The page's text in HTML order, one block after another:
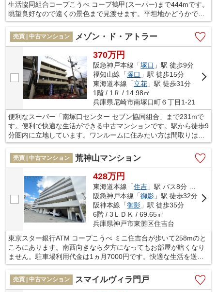
生活協同組合コープこうべ コープ鶴甲(スーパー)まで444mです。
眺望良好なので遠くの景色まで見渡せます。平坦地かどうかで、
日々の暮らしやすさが変わります。阪急神戸本線六甲周辺にある
不動産の購入をご検討してはいかがでしょうか。交通の利便性が
高いため、快適な暮らしができます。ぜひお気軽にご連絡下さ
売買 | 中古マンション メゾン・ド・アトラー
370万円
阪急神戸本線「塚口 」駅 徒歩9分
福知山線「塚口 」駅 徒歩15分
東海道本線「立花 」駅 徒歩31分
1階 / 1Ｒ / 14.98㎡
兵庫県尼崎市南塚口町６丁目1-21
便利なスーパー「南塚口センター セブン協同組合」まで231mで
す。便利で快適な生活ができる中古マンションです。駅から徒歩9
分圏内に立地しています。ワンルームに住みたい方は間取りは気
にしない方がいいです。お客様の住まい探しを、経験豊富な当社
スタッフがしっかりとサポート致します。ご要望やご不明な点な
どござましたら、メール又はお電話にてご連絡ください。
売買 | 中古マンション 荒神山マンション
428万円
東海道本線「住吉 」駅 バス8分 「赤塚橋」 停歩1分
阪急神戸本線「御影 」駅 徒歩32分
阪神本線「御影 」駅 徒歩35分
6階 / 3ＬＤＫ / 69.65㎡
兵庫県神戸市東灘区住吉台
東京スター銀行ATM コープこうべ ミニ住吉台が歩いて258mのと
ころにあります。南西向きなら夕方になってもお部屋が暗くなり
ません。駐車場利用代金は1ヵ月7000円です。快適な生活を送れ
る3LDKの物件情報あります。神戸市東灘区にある東海道本線住吉
周辺で不動産情報をお求めの方は、当社にお任せ下さい。当社
は、お客様が快適な生活が送れるよう、しっかりとサポート致し
売買 | 中古マンション スマイルヴィラ門戸